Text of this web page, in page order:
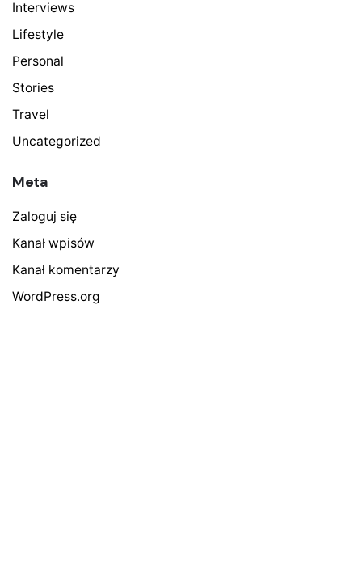
Interviews
Lifestyle
Personal
Stories
Travel
Uncategorized
Meta
Zaloguj się
Kanał wpisów
Kanał komentarzy
WordPress.org